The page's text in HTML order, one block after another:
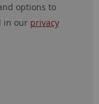
options to
in our privacy